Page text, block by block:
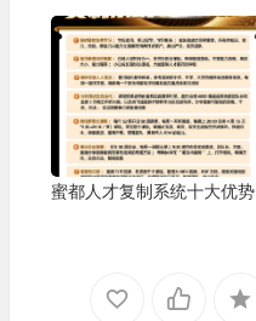
模式手把手培训（快速成交
+销售话术+朋友圈塑造+吸
粉引流+招代理带团队）成为
蜜都龙虎榜微商大咖月入百
万！
蜜都人才复制系统十大优势